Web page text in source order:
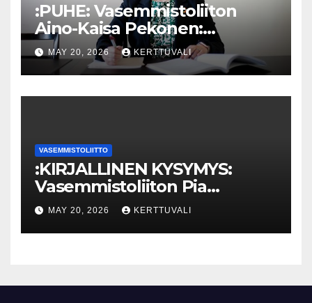
:PUHE: Vasemmistoliiton
Aino-Kaisa Pekonen:
Eriarvoistumisen
pysäyttäminen luo
turvallisuutta
MAY 20, 2026 KERTTUVALI
VASEMMISTOLIITTO
:KIRJALLINEN KYSYMYS:
Vasemmistoliiton Pia
Lohikoski: Missä viipyy Orpon
hallituksen drooniohjeistus
kunnille?
MAY 20, 2026 KERTTUVALI